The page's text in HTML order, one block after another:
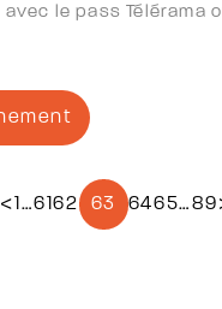
le pass Télérama
< …6162 63 6465…89